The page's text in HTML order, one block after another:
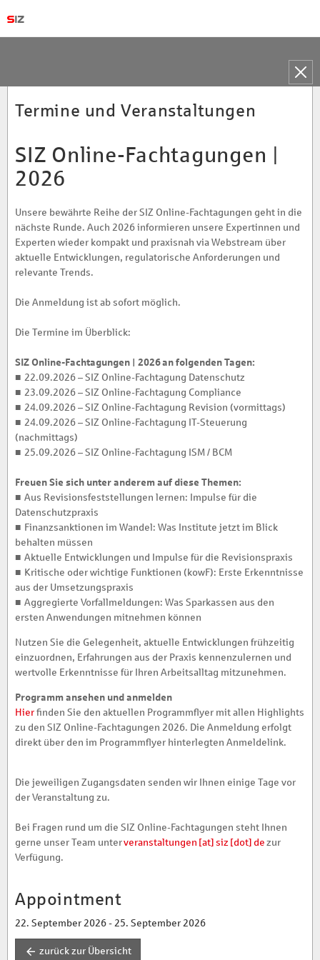
Toggle
Termine und Veranstaltungen
SIZ Online-Fachtagungen |
2026
Unsere bewährte Reihe der SIZ Online-Fachtagungen geht in die
nächste Runde. Auch 2026 informieren unsere Expertinnen und
Experten wieder kompakt und praxisnah via Webstream über
aktuelle Entwicklungen, regulatorische Anforderungen und
relevante Trends.
Die Anmeldung ist ab sofort möglich.
Die Termine im Überblick:
SIZ Online-Fachtagungen | 2026an folgenden Tagen:
■ 22.09.2026 – SIZ Online-Fachtagung Datenschutz
■ 23.09.2026 – SIZ Online-Fachtagung Compliance
■ 24.09.2026 – SIZ Online-Fachtagung Revision (vormittags)
■ 24.09.2026 – SIZ Online-Fachtagung IT-Steuerung
(nachmittags)
■ 25.09.2026 – SIZ Online-Fachtagung ISM / BCM
Freuen Sie sich unter anderem auf diese Themen:
■ Aus Revisionsfeststellungen lernen: Impulse für die
Datenschutzpraxis
■ Finanzsanktionen im Wandel: Was Institute jetzt im Blick
behalten müssen
■ Aktuelle Entwicklungen und Impulse für die Revisionspraxis
■ Kritische oder wichtige Funktionen (kowF): Erste Erkenntnisse
aus der Umsetzungspraxis
■ Aggregierte Vorfallmeldungen: Was Sparkassen aus den
ersten Anwendungen mitnehmen können
Nutzen Sie die Gelegenheit, aktuelle Entwicklungen frühzeitig
einzuordnen, Erfahrungen aus der Praxis kennenzulernen und
wertvolle Erkenntnisse für Ihren Arbeitsalltag mitzunehmen.
Programm ansehen und anmelden
Hier finden Sie den aktuellen Programmflyer mit allen Highlights
zu den SIZ Online-Fachtagungen 2026. Die Anmeldung erfolgt
direkt über den im Programmflyer hinterlegten Anmeldelink.
Die jeweiligen Zugangsdaten senden wir Ihnen einige Tage vor
der Veranstaltung zu.
Bei Fragen rund um die SIZ Online-Fachtagungen steht Ihnen
gerne unser Team unterveranstaltungen [at] siz [dot] de zur
Verfügung.
Appointment
22. September 2026 - 25. September 2026
zurück zur Übersicht